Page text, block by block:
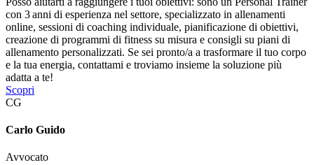
con 3 anni di esperienza nel settore, specializzato in allenamenti
online, sessioni di coaching individuale, pianificazione di obiettivi,
creazione di programmi di fitness su misura e consigli su piani di
allenamento personalizzati. Se sei pronto/a a trasformare il tuo corpo
e la tua energia, contattami e troviamo insieme la soluzione più
adatta a te!
Scopri
CG
Carlo Guido
Avvocato